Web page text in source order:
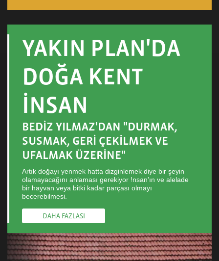
YAKIN PLAN'DA
DOĞA KENT
İNSAN
BEDİZ YILMAZ'DAN "DURMAK,
SUSMAK, GERİ ÇEKİLMEK VE
UFALMAK ÜZERİNE"
Artık doğayı yenmek hatta dizginlemek diye bir şeyin
olamayacağını anlaması gerekiyor !nsan’ın ve alelade
bir hayvan veya bitki kadar parçası olmayı
becerebilmesi.
DAHA FAZLASI